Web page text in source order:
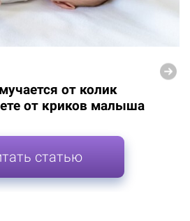
от колик
от криков малыша
статью